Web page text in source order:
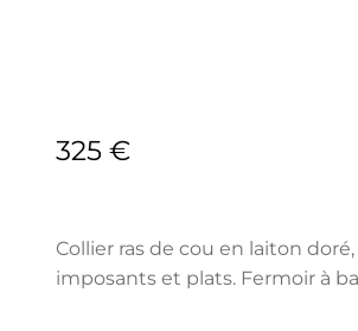
325 €
Collier ras de cou en laiton
imposants et plats. Fermoir à